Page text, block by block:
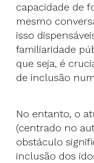
capacidade de
mesmo
isso
familiaridade
que seja, é
de inclusão
No entanto, o
(centrado no
obstáculo
inclusão dos